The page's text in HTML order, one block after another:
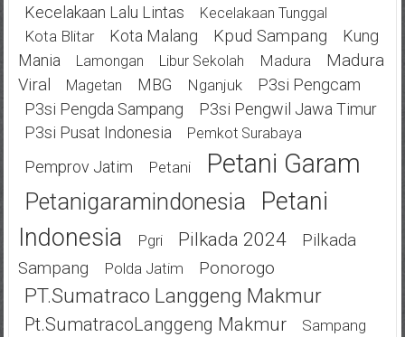
Kecelakaan Lalu Lintas Kecelakaan Tunggal
Kota Blitar Kota Malang Kpud Sampang
Kung
Mania
Lamongan Libur Sekolah Madura
Madura
Viral
Magetan MBG Nganjuk
P3si Pengcam
P3si Pengda Sampang
P3si Pengwil Jawa Timur
P3si Pusat Indonesia
Pemkot Surabaya
Pemprov Jatim Petani Petani Garam
Petanigaramindonesia
Petani
Indonesia
Pgri Pilkada 2024
Pilkada
Sampang
Polda Jatim Ponorogo
PT.Sumatraco Langgeng Makmur
Pt.SumatracoLanggeng Makmur
Sampang